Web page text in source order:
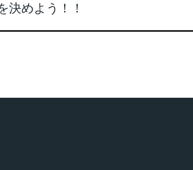
決めよう！！